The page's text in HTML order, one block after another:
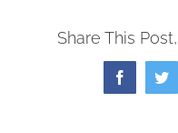
Share This
Facebook